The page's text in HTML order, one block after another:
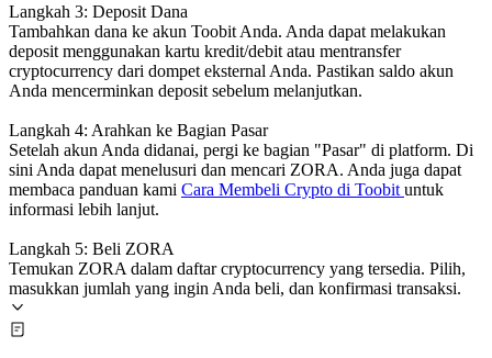
Langkah 3: Deposit Dana
Tambahkan dana ke akun Toobit Anda. Anda dapat melakukan
deposit menggunakan kartu kredit/debit atau mentransfer
cryptocurrency dari dompet eksternal Anda. Pastikan saldo akun
Anda mencerminkan deposit sebelum melanjutkan.
Langkah 4: Arahkan ke Bagian Pasar
Setelah akun Anda didanai, pergi ke bagian "Pasar" di platform. Di
sini Anda dapat menelusuri dan mencari ZORA. Anda juga dapat
membaca panduan kami Cara Membeli Crypto di Toobit untuk
informasi lebih lanjut.
Langkah 5: Beli ZORA
Temukan ZORA dalam daftar cryptocurrency yang tersedia. Pilih,
masukkan jumlah yang ingin Anda beli, dan konfirmasi transaksi.